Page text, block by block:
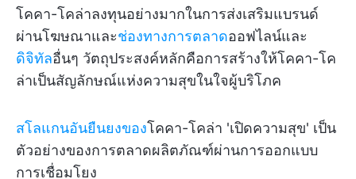
โคคา-โคล่าลงทุนอย่างมากในการส่งเสริมแบรนด์
ผ่านโฆษณาและช่องทางการตลาดออฟไลน์และ
ดิจิทัลอื่นๆ วัตถุประสงค์หลักคือการสร้างให้โคคา-โค
ล่าเป็นสัญลักษณ์แห่งความสุขในใจผู้บริโภค
สโลแกนอันยืนยงของโคคา-โคล่า 'เปิดความสุข' เป็น
ตัวอย่างของการตลาดผลิตภัณฑ์ผ่านการออกแบบ
การเชื่อมโยง